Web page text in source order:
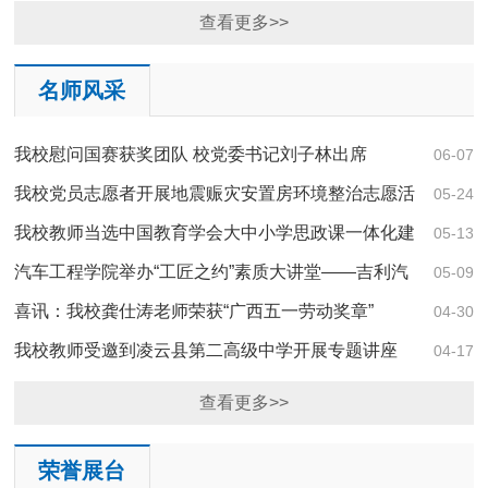
创赛” 广西赛区选拔赛中斩获一等奖
查看更多>>
名师风采
06-07
我校慰问国赛获奖团队 校党委书记刘子林出席
05-24
我校党员志愿者开展地震赈灾安置房环境整治志愿活
动 05-13
我校教师当选中国教育学会大中小学思政课一体化建
设分会第一届理事会理事 05-09
汽车工程学院举办“工匠之约”素质大讲堂——吉利汽
车集团熊文建大师分享成长之路 04-30
喜讯：我校龚仕涛老师荣获“广西五一劳动奖章”
04-17
我校教师受邀到凌云县第二高级中学开展专题讲座
查看更多>>
荣誉展台